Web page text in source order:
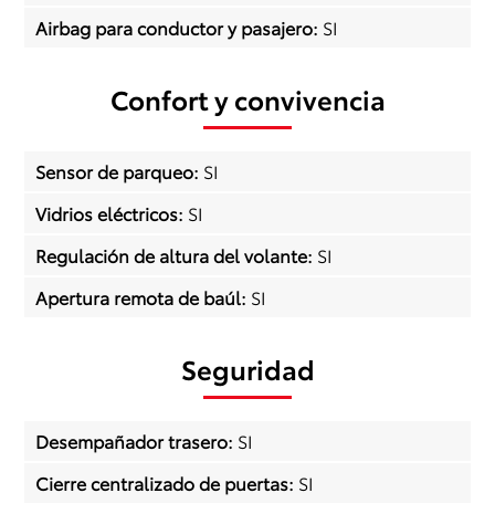
Airbag para conductor y pasajero: SI
Confort y convivencia
Sensor de parqueo: SI
Vidrios eléctricos: SI
Regulación de altura del volante: SI
Apertura remota de baúl: SI
Seguridad
Desempañador trasero: SI
Cierre centralizado de puertas: SI